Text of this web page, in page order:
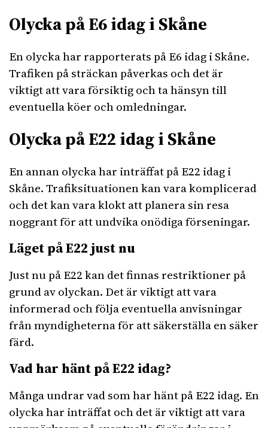
Olycka på E6 idag i Skåne
En olycka har rapporterats på E6 idag i Skåne.
Trafiken på sträckan påverkas och det är
viktigt att vara försiktig och ta hänsyn till
eventuella köer och omledningar.
Olycka på E22 idag i Skåne
En annan olycka har inträffat på E22 idag i
Skåne. Trafiksituationen kan vara komplicerad
och det kan vara klokt att planera sin resa
noggrant för att undvika onödiga förseningar.
Läget på E22 just nu
Just nu på E22 kan det finnas restriktioner på
grund av olyckan. Det är viktigt att vara
informerad och följa eventuella anvisningar
från myndigheterna för att säkerställa en säker
färd.
Vad har hänt på E22 idag?
Många undrar vad som har hänt på E22 idag. En
olycka har inträffat och det är viktigt att vara